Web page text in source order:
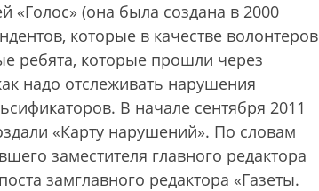
«Голос» (она была создана в 2000
которые в качестве волонтеров
ребята, которые прошли через
надо отслеживать нарушения
В начале сентября 2011
«Карту нарушений». По словам
заместителя главного редактора
замглавного редактора «Газеты.